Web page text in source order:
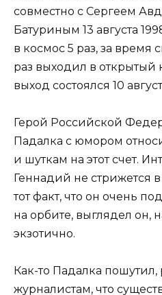
совместно с Сергеем
Батуриным 13 августа
в космос 5 раз, за время
раз выходил в открытый
выход состоялся 10
Герой Российской
Падалка с юмором
и шуткам на этот счет.
Геннадий не стрижется
тот факт, что он очень
на орбите, выглядел он,
экзотично.
Как-то Падалка пошутил,
журналистам, что